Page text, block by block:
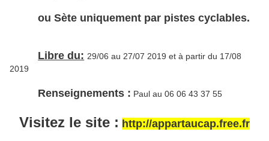
ou Sète uniquement par pistes cyclables.
Libre du: 29/06 au 27/07 2019 et à partir du 17/08
2019
Renseignements : Paul au 06 06 43 37 55
Visitez le site : http://appartaucap.free.fr